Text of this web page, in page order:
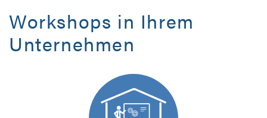
Workshops in Ihrem
Unternehmen